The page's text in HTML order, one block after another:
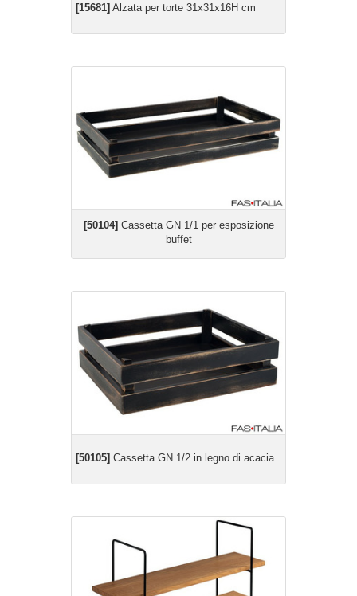
[15681] Alzata per torte 31x31x16H cm
[50104] Cassetta GN 1/1 per esposizione
buffet
[50105] Cassetta GN 1/2 in legno di acacia